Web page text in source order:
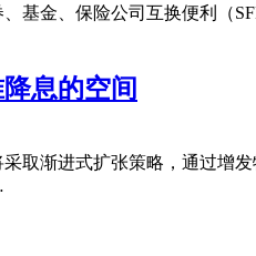
基金、保险公司互换便利（
息的空间
取渐进式扩张策略，通过增